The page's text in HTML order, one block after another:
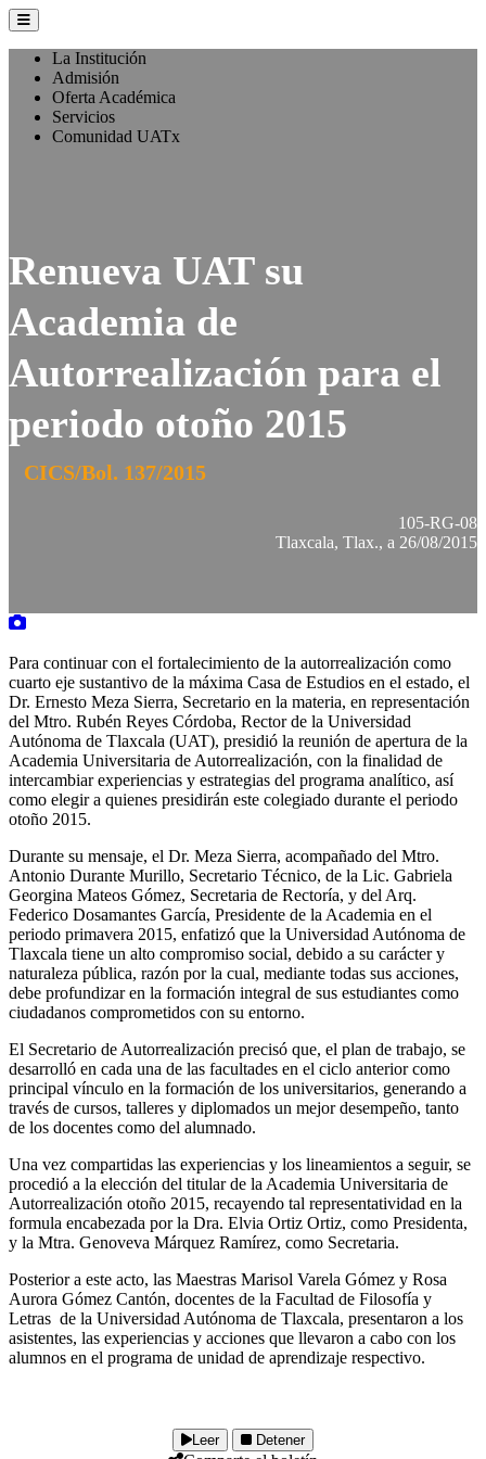
La Institución
Admisión
Oferta Académica
Servicios
Comunidad UATx
Renueva UAT su
Academia de
Autorrealización para el
periodo otoño 2015
CICS/Bol. 137/2015
105-RG-08
Tlaxcala, Tlax., a 26/08/2015
Para continuar con el fortalecimiento de la autorrealización como
cuarto eje sustantivo de la máxima Casa de Estudios en el estado, el
Dr. Ernesto Meza Sierra, Secretario en la materia, en representación
del Mtro. Rubén Reyes Córdoba, Rector de la Universidad
Autónoma de Tlaxcala (UAT), presidió la reunión de apertura de la
Academia Universitaria de Autorrealización, con la finalidad de
intercambiar experiencias y estrategias del programa analítico, así
como elegir a quienes presidirán este colegiado durante el periodo
otoño 2015.
Durante su mensaje, el Dr. Meza Sierra, acompañado del Mtro.
Antonio Durante Murillo, Secretario Técnico, de la Lic. Gabriela
Georgina Mateos Gómez, Secretaria de Rectoría, y del Arq.
Federico Dosamantes García, Presidente de la Academia en el
periodo primavera 2015, enfatizó que la Universidad Autónoma de
Tlaxcala tiene un alto compromiso social, debido a su carácter y
naturaleza pública, razón por la cual, mediante todas sus acciones,
debe profundizar en la formación integral de sus estudiantes como
ciudadanos comprometidos con su entorno.
El Secretario de Autorrealización precisó que, el plan de trabajo, se
desarrolló en cada una de las facultades en el ciclo anterior como
principal vínculo en la formación de los universitarios, generando a
través de cursos, talleres y diplomados un mejor desempeño, tanto
de los docentes como del alumnado.
Una vez compartidas las experiencias y los lineamientos a seguir, se
procedió a la elección del titular de la Academia Universitaria de
Autorrealización otoño 2015, recayendo tal representatividad en la
formula encabezada por la Dra. Elvia Ortiz Ortiz, como Presidenta,
y la Mtra. Genoveva Márquez Ramírez, como Secretaria.
Posterior a este acto, las Maestras Marisol Varela Gómez y Rosa
Aurora Gómez Cantón, docentes de la Facultad de Filosofía y
Letras de la Universidad Autónoma de Tlaxcala, presentaron a los
asistentes, las experiencias y acciones que llevaron a cabo con los
alumnos en el programa de unidad de aprendizaje respectivo.
Leer Detener